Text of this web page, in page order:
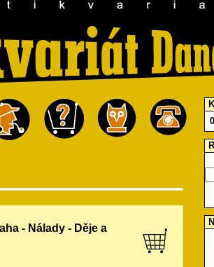
- Nálady - Děje a
0